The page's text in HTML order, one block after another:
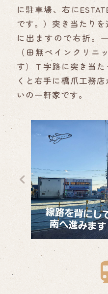
に駐車場、右に
です。）突き当たり
に出ますので右折。
（田無ペインクリニ
す）Ｔ字路に突き当
くと右手に橋爪工務
いの一軒家です。